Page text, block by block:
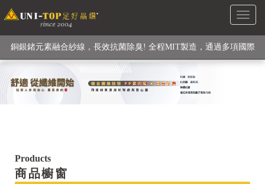
Toggle
級高性能纖維素材), 機能貼身衣物No. 1
銅銀鍺元素融合紗線，長效抗菌除臭! 全程MIT製造，通過多項國際
檢驗
【快來點我】H型銅銀纖維長效PP能量護膝! 支撐. 包覆感. 超透氣.
Products
商品櫥窗